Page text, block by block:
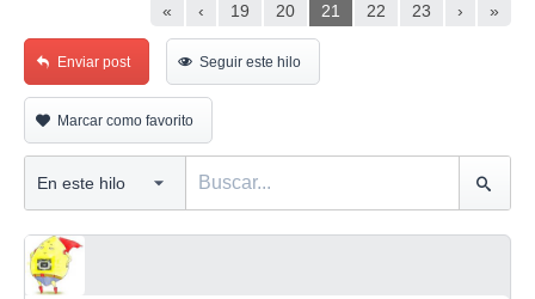
« ‹ 19 20 21 22 23 › »
Enviar post Seguir este hilo
Marcar como favorito